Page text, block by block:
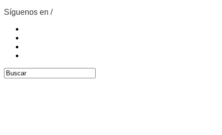
Síguenos en /